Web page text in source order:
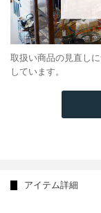
取扱い商品の見直し
しています。
アイテム詳細